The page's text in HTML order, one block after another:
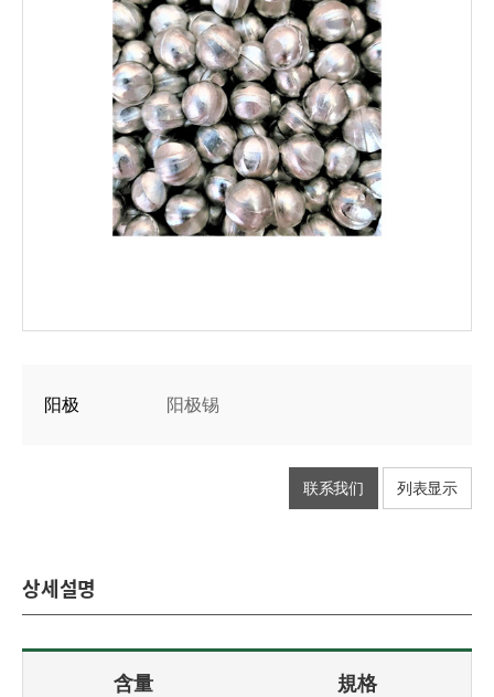
阳极 阳极锡
联系我们 列表显示
상세설명
含量
規格